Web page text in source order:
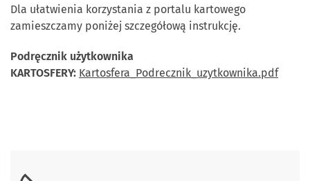
Dla ułatwienia korzystania z portalu kartowego
zamieszczamy poniżej szczegółową instrukcję.
Podręcznik użytkownika
KARTOSFERY: Kartosfera_Podrecznik_uzytkownika.pdf